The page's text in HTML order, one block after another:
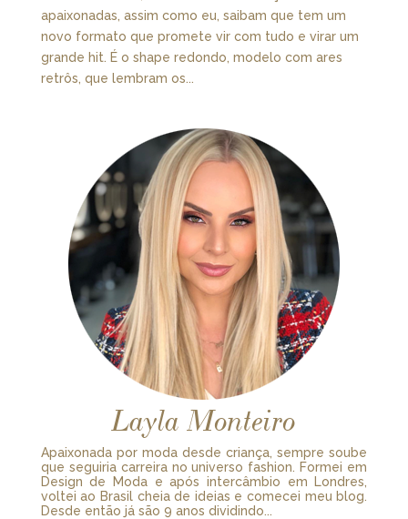
apaixonadas, assim como eu, saibam que tem um
novo formato que promete vir com tudo e virar um
grande hit. É o shape redondo, modelo com ares
retrôs, que lembram os...
Layla Monteiro
Apaixonada por moda desde criança, sempre soube
que seguiria carreira no universo fashion. Formei em
Design de Moda e após intercâmbio em Londres,
voltei ao Brasil cheia de ideias e comecei meu blog.
Desde então já são 9 anos dividindo...